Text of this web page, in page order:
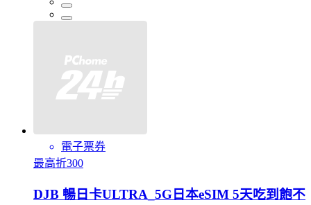
電子票券
最高折300
DJB 暢日卡ULTRA_5G日本eSIM 5天吃到飽不